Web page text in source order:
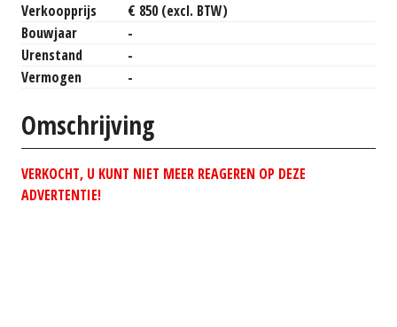
Verkoopprijs
€ 850 (excl. BTW)
Bouwjaar
-
Urenstand
-
Vermogen
-
Omschrijving
VERKOCHT, U KUNT NIET MEER REAGEREN OP DEZE
ADVERTENTIE!